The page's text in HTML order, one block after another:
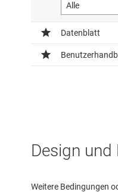
Design
Weitere Bedingungen